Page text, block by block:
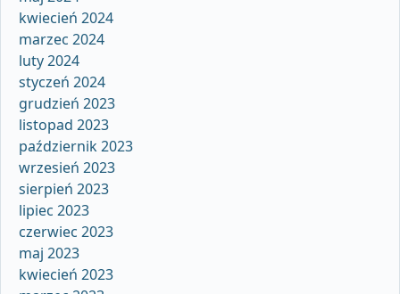
kwiecień 2024
marzec 2024
luty 2024
styczeń 2024
grudzień 2023
listopad 2023
październik 2023
wrzesień 2023
sierpień 2023
lipiec 2023
czerwiec 2023
maj 2023
kwiecień 2023